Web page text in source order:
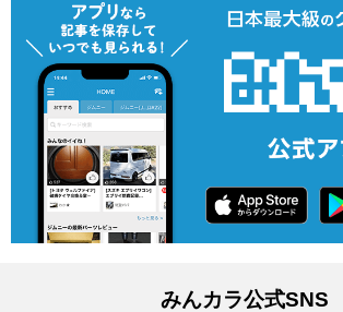
みんカラ公式SNS